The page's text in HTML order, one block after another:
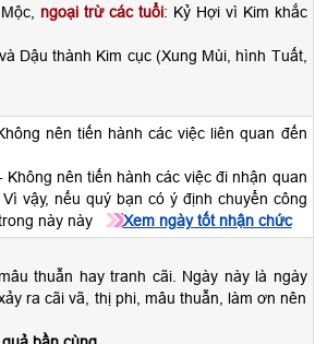
ngoại trừ các tuổi: Kỷ Hợi vì Kim khắc
Dậu thành Kim cục (Xung Mùi, hình Tuất,
nên tiến hành các việc liên quan đến
nên tiến hành các việc đi nhận quan
vậy, nếu quý bạn có ý định chuyển công
này này
Xem ngày tốt nhận chức
thuẫn hay tranh cãi. Ngày này là ngày
ra cãi vã, thị phi, mâu thuẫn, làm ơn nên